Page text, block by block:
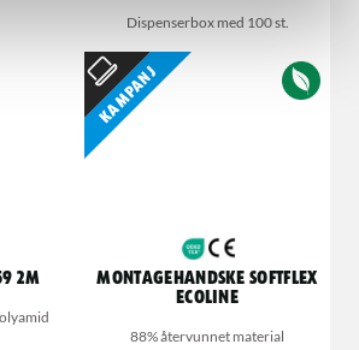
Dispenserbox med 100 st.
2m
Kampanj
Montagehandske Softflex
Ecoline
88% återvunnet material